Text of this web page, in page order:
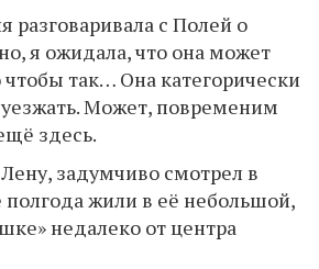
разговаривала с Полей о
я ожидала, что она может
чтобы так… Она категорически
Может, повременим
здесь.
задумчиво смотрел в
жили в её небольшой,
недалеко от центра